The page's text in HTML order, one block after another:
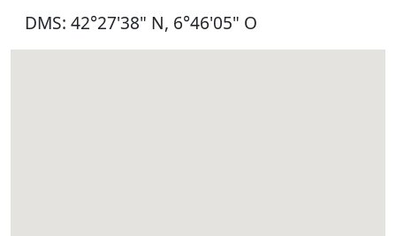
DMS: 42°27'38" N, 6°46'05" O